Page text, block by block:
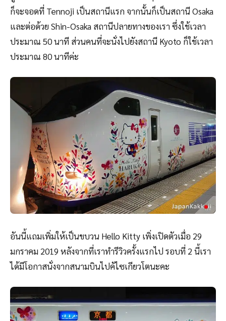
ก็จะจอดที่ Tennoji เป็นสถานีแรก จากนั้นก็เป็นสถานี Osaka
และต่อด้วย Shin-Osaka สถานีปลายทางของเรา ซึ่งใช้เวลา
ประมาณ 50 นาที ส่วนคนที่จะนั่งไปยังสถานี Kyoto ก็ใช้เวลา
ประมาณ 80 นาทีค่ะ
อันนี้แถมเพิ่มให้เป็นขบวน Hello Kitty เพิ่งเปิดตัวเมื่อ 29
มกราคม 2019 หลังจากที่เราทำรีวิวครั้งแรกไป รอบที่ 2 นี้เรา
ได้มีโอกาสนั่งจากสนามบินไปคัไซเกียวโตนะคะ